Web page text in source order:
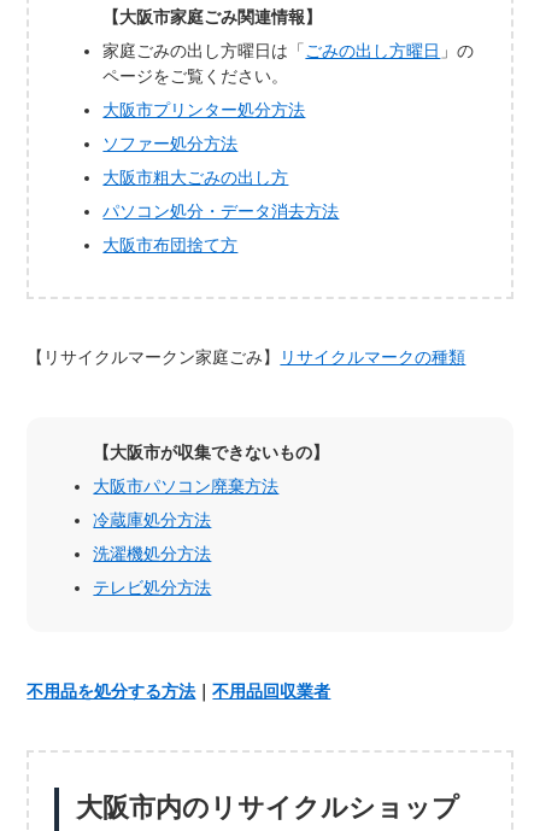
【大阪市家庭ごみ関連情報】
家庭ごみの出し方曜日は「 ごみの出し方曜日 」の
ページをご覧ください。
大阪市プリンター処分方法
ソファー処分方法
大阪市粗大ごみの出し方
パソコン処分・データ消去方法
大阪市布団捨て方
【リサイクルマークン家庭ごみ】 リサイクルマークの種類
【大阪市が収集できないもの】
大阪市パソコン廃棄方法
冷蔵庫処分方法
洗濯機処分方法
テレビ処分方法
不用品を処分する方法 ｜不用品回収業者
大阪市内のリサイクルショップ